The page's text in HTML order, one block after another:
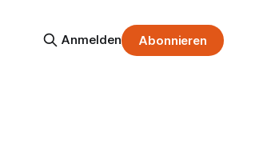
Anmelden Abonnieren